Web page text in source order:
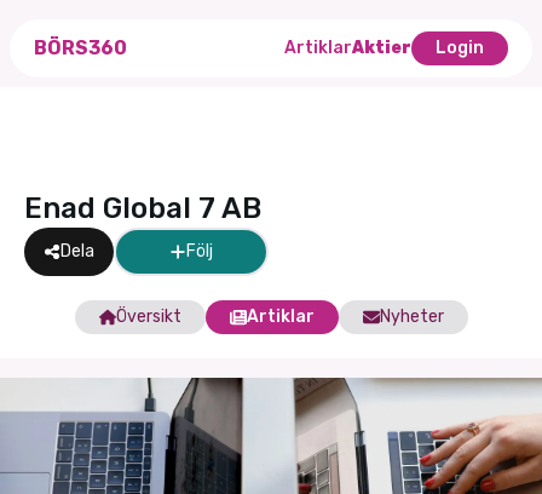
BÖRS360 ArtiklarAktier Login
Enad Global 7 AB
Dela Följ
Översikt Artiklar Nyheter